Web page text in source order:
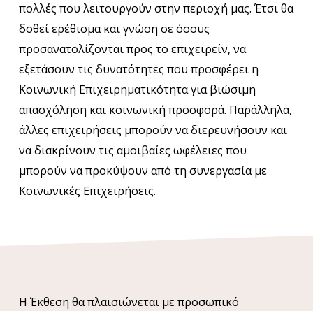
πολλές που λειτουργούν στην περιοχή μας. Έτσι θα
δοθεί ερέθισμα και γνώση σε όσους
προσανατολίζονται προς το επιχειρείν, να
εξετάσουν τις δυνατότητες που προσφέρει η
Κοινωνική Επιχειρηματικότητα για βιώσιμη
απασχόληση και κοινωνική προσφορά. Παράλληλα,
άλλες επιχειρήσεις μπορούν να διερευνήσουν και
να διακρίνουν τις αμοιβαίες ωφέλειες που
μπορούν να προκύψουν από τη συνεργασία με
Κοινωνικές Επιχειρήσεις.
Η Έκθεση θα πλαισιώνεται με προσωπικό